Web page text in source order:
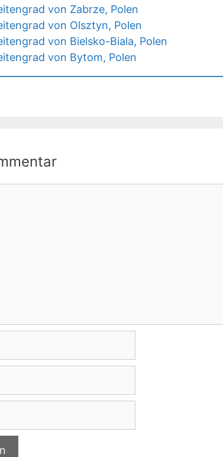
von Zabrze, Polen
von Olsztyn, Polen
von Bielsko-Biala, Polen
von Bytom, Polen